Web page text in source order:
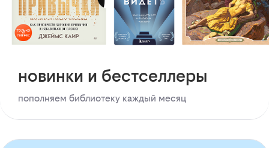
новинки и бестселлеры
пополняем библиотеку каждый месяц